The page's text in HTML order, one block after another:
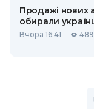
Продажі нових
обирали
Вчора 16:41 489